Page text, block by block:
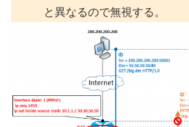
と異なるので無視する。